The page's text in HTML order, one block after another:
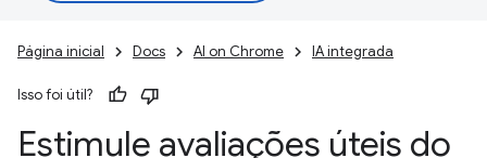
Página inicial Docs AI on Chrome IA integrada
Isso foi útil?
Estimule avaliações úteis do